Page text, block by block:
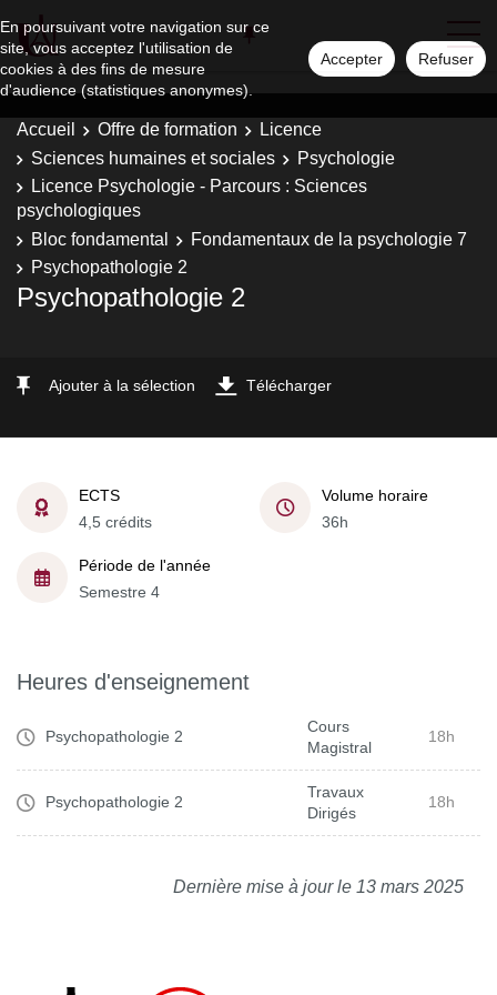
En poursuivant votre navigation sur ce
site, vous acceptez l'utilisation de
cookies à des fins de mesure
d'audience (statistiques anonymes).
Accepter Refuser
Accueil Offre de formation
Licence
Sciences humaines et sociales
Psychologie
Licence Psychologie - Parcours : Sciences
psychologiques
Bloc fondamental
Fondamentaux de la psychologie 7
Psychopathologie 2
Psychopathologie 2
Ajouter à la sélection Télécharger
ECTS
4,5 crédits
Volume horaire
36h
Période de l'année
Semestre 4
Heures d'enseignement
Psychopathologie 2
Cours
Magistral
18h
Psychopathologie 2
Travaux
Dirigés
18h
Dernière mise à jour le 13 mars 2025